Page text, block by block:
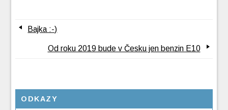
Bajka :-)
Od roku 2019 bude v Česku jen benzin E10
ODKAZY